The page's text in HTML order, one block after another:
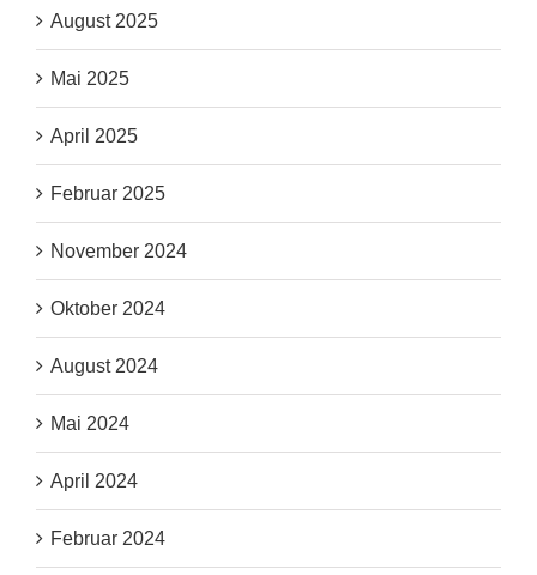
August 2025
Mai 2025
April 2025
Februar 2025
November 2024
Oktober 2024
August 2024
Mai 2024
April 2024
Februar 2024